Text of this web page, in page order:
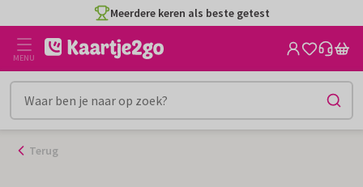
naar
inhoud
Meerdere keren als beste getest
MENU
Terug